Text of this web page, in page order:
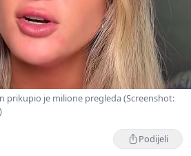
prikupio je milione pregleda (Screenshot:
Podijeli